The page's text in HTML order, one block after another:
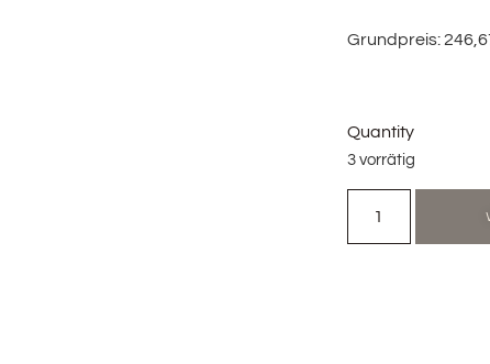
Grundpreis:
Quantity
3 vorrätig